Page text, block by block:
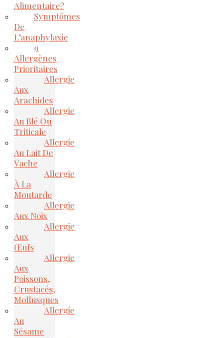
Alimentaire?
Symptômes
De
L’anaphylaxie
9
Allergènes
Prioritaires
Allergie
Aux
Arachides
Allergie
Au Blé Ou
Triticale
Allergie
Au Lait De
Vache
Allergie
À La
Moutarde
Allergie
Aux Noix
Allergie
Aux
Œufs
Allergie
Aux
Poissons,
Crustacés,
Mollusques
Allergie
Au
Sésame